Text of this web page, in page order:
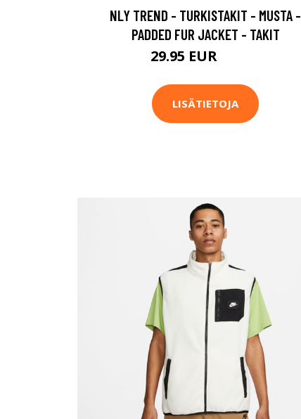
NLY TREND - TURKISTAKIT - MUSTA -
PADDED FUR JACKET - TAKIT
29.95 EUR
LISÄTIETOJA